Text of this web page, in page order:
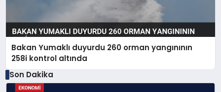
Bakan Yumaklı duyurdu 260 orman yangınının
258i kontrol altında
Son Dakika